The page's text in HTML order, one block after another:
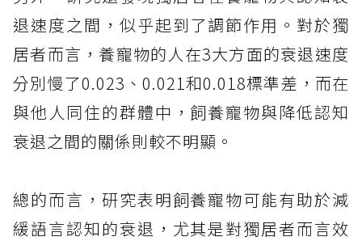
退速度之間，似乎起到了調節作用。對於獨
居者而言，養寵物的人在3大方面的衰退速度
分別慢了0.023、0.021和0.018標準差，而在
與他人同住的群體中，飼養寵物與降低認知
衰退之間的關係則較不明顯。
總的而言，研究表明飼養寵物可能有助於減
緩語言認知的衰退，尤其是對獨居者而言效